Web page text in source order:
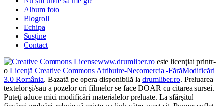
Nu știi unde să mergi?
Album foto
Blogroll
Echipa
Susține
www.drumliber.roeste licenţiat printr-
oLicenţă Creative Commons Atribuire-Necomercial-FărăModificări
3.0 România. Bazată pe opera disponibilă ladrumliber.ro. Preluarea
textelor şi/sau a pozelor ori filmelor se face DOAR cu citarea sursei.